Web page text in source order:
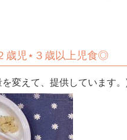
歳児⋆３歳以上児食◎
変えて、提供しています